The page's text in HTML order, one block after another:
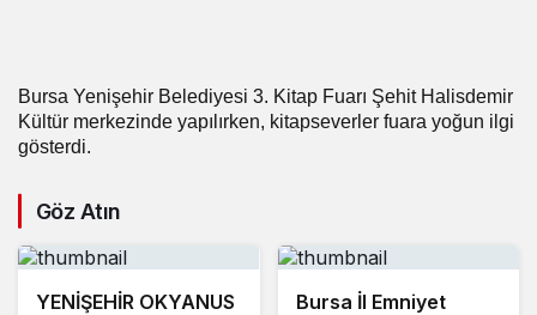
Bursa Yenişehir Belediyesi 3. Kitap Fuarı Şehit Halisdemir
Kültür merkezinde yapılırken, kitapseverler fuara yoğun ilgi
gösterdi.
Göz Atın
YENİŞEHİR OKYANUS
Bursa İl Emniyet